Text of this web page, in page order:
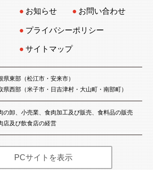
お知らせ お問い合わせ
プライバシーポリシー
サイトマップ
県東部（松江市・安来市）
県西部（米子市・日吉津村・大山町・南部町）
の卸、小売業、食肉加工及び販売、食料品の販売
店及び飲食店の経営
PCサイトを表示